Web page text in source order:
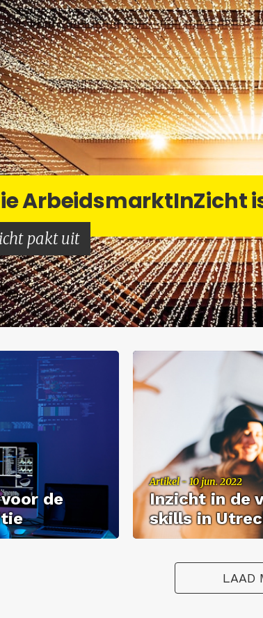
Ar­beids­markt­In­Zicht
pakt uit
de
Ar­ti­kel - 10 jun. 2022
In­zicht in de
skills in
LAAD